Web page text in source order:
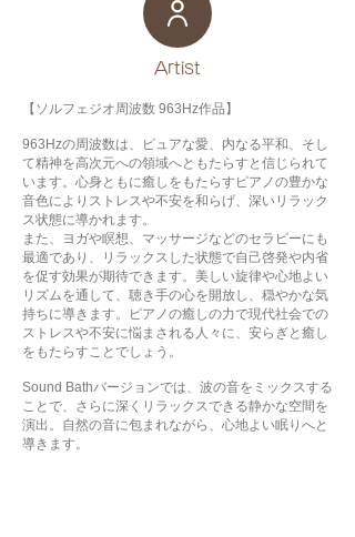
​Artist
【ソルフェジオ周波数 963Hz作品】
963Hzの周波数は、ピュアな愛、内なる平和、そし
て精神を高次元への領域へともたらすと信じられて
います。心身ともに癒しをもたらすピアノの豊かな
音色によりストレスや不安を和らげ、深いリラック
ス状態に導かれます。
また、ヨガや瞑想、マッサージなどのセラピーにも
最適であり、リラックスした状態で自己啓発や内省
を促す効果が期待できます。美しい旋律や心地よい
リズムを通して、聴き手の心を開放し、穏やかな気
持ちに導きます。ピアノの癒しの力で現代社会での
ストレスや不安に悩まされる人々に、安らぎと癒し
をもたらすことでしょう。
Sound Bathバージョンでは、波の音をミックスする
ことで、さらに深くリラックスできる静かな空間を
演出。自然の音に包まれながら、心地よい眠りへと
導きます。